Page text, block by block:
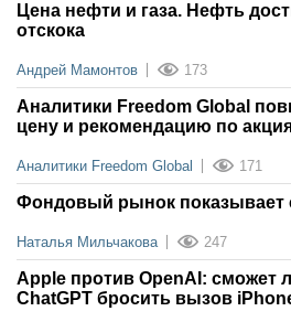
Цена нефти и газа. Нефть
отскока
Андрей Мамонтов 173
Аналитики Freedom Global
цену и рекомендацию по
Аналитики Freedom Global 171
Фондовый рынок показывает
Наталья Мильчакова 247
Apple против OpenAI: сможет
ChatGPT бросить вызов